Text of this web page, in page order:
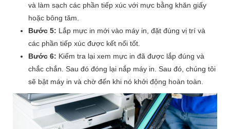
và làm sạch các phần tiếp xúc với mực bằng khăn giấy
hoặc bông tăm.
Bước 5: Lắp mực in mới vào máy in, đặt đúng vị trí và
các phần tiếp xúc được kết nối tốt.
Bước 6: Kiểm tra lại xem mực in đã được lắp đúng và
chắc chắn. Sau đó đóng lại nắp máy in. Sau đó, chúng tôi
sẽ bật máy in và chờ đến khi nó khởi động hoàn toàn.